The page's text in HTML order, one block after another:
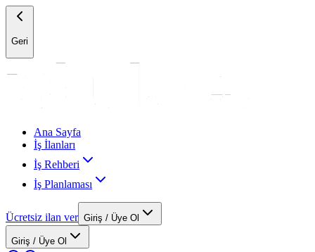
Geri
Ana Sayfa
İş İlanları
İş Rehberi
İş Planlaması
Ücretsiz ilan ver Giriş / Üye Ol
Giriş / Üye Ol